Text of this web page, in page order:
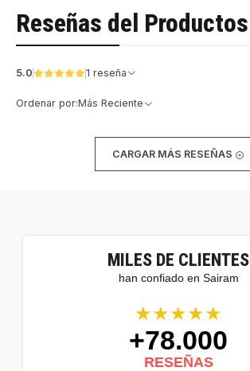
Reseñas del Productos
5.0 1 reseña
Ordenar por:Más Reciente
CARGAR MÁS RESEÑAS
MILES DE CLIENTES
han confiado en Sairam
★★★★★
+78.000
RESEÑAS